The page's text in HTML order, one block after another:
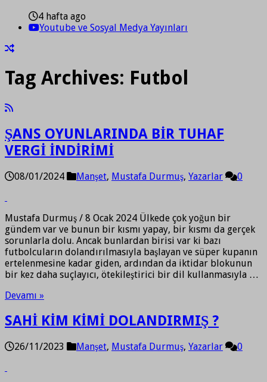
4 hafta ago
Youtube ve Sosyal Medya Yayınları
Tag Archives: Futbol
ŞANS OYUNLARINDA BİR TUHAF
VERGİ İNDİRİMİ
08/01/2024 Manşet, Mustafa Durmuş, Yazarlar 0
Mustafa Durmuş / 8 Ocak 2024 Ülkede çok yoğun bir
gündem var ve bunun bir kısmı yapay, bir kısmı da gerçek
sorunlarla dolu. Ancak bunlardan birisi var ki bazı
futbolcuların dolandırılmasıyla başlayan ve süper kupanın
ertelenmesine kadar giden, ardından da iktidar blokunun
bir kez daha suçlayıcı, ötekileştirici bir dil kullanmasıyla …
Devamı »
SAHİ KİM KİMİ DOLANDIRMIŞ ?
26/11/2023 Manşet, Mustafa Durmuş, Yazarlar 0